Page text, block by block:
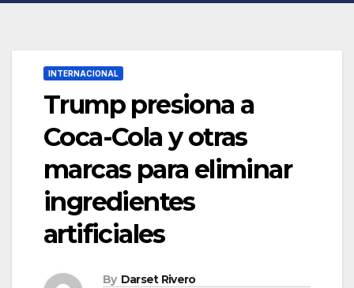
INTERNACIONAL
Trump presiona a
Coca-Cola y otras
marcas para eliminar
ingredientes
artificiales
By Darset Rivero